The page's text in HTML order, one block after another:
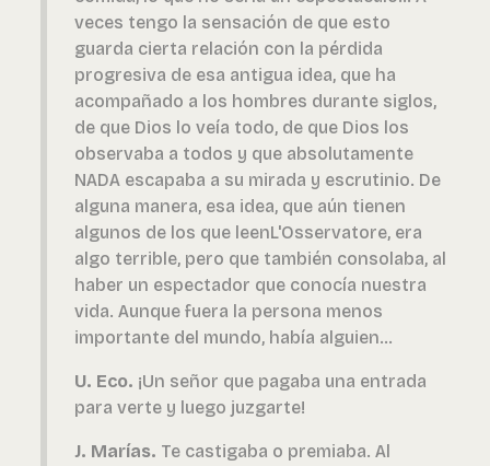
veces tengo la sensación de que esto
guarda cierta relación con la pérdida
progresiva de esa antigua idea, que ha
acompañado a los hombres durante siglos,
de que Dios lo veía todo, de que Dios los
observaba a todos y que absolutamente
NADA escapaba a su mirada y escrutinio. De
alguna manera, esa idea, que aún tienen
algunos de los que leenL'Osservatore, era
algo terrible, pero que también consolaba, al
haber un espectador que conocía nuestra
vida. Aunque fuera la persona menos
importante del mundo, había alguien...
U. Eco. ¡Un señor que pagaba una entrada
para verte y luego juzgarte!
J. Marías. Te castigaba o premiaba. Al